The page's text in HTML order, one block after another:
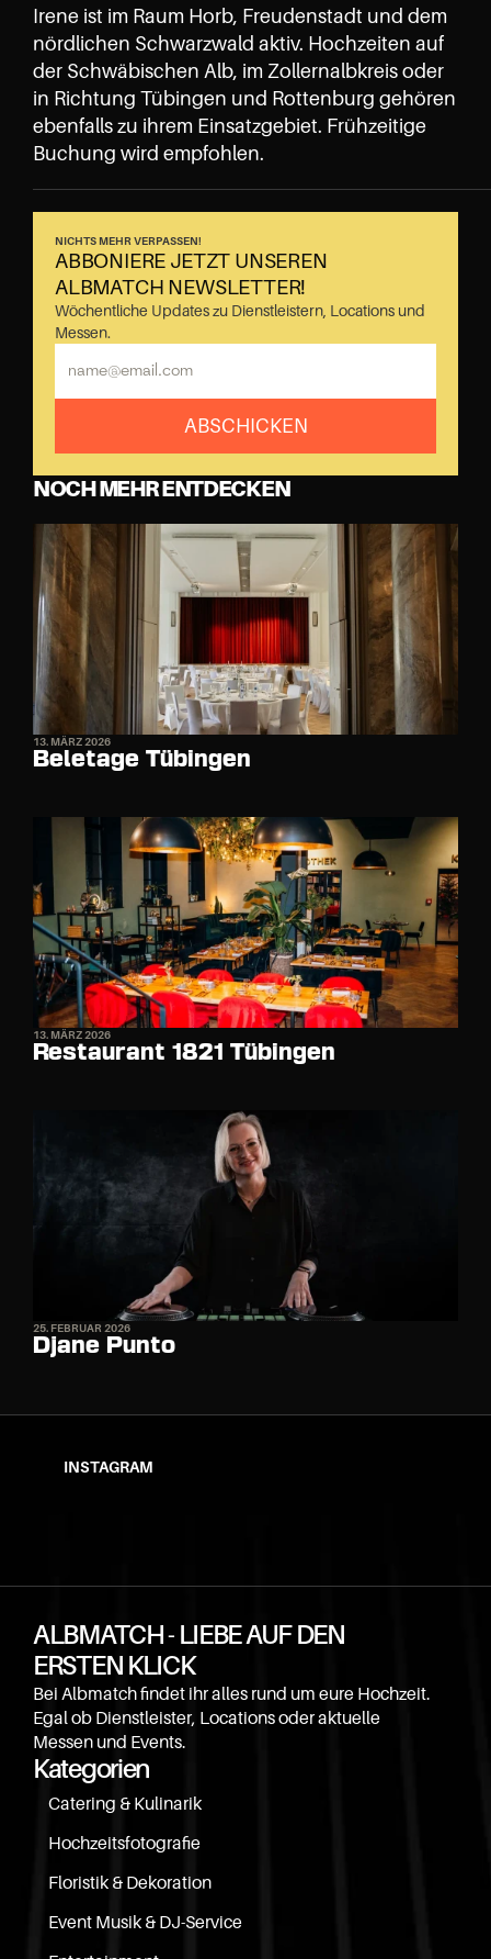
Irene ist im Raum Horb, Freudenstadt und dem
nördlichen Schwarzwald aktiv. Hochzeiten auf
der Schwäbischen Alb, im Zollernalbkreis oder
in Richtung Tübingen und Rottenburg gehören
ebenfalls zu ihrem Einsatzgebiet. Frühzeitige
Buchung wird empfohlen.
NICHTS MEHR VERPASSEN!
ABBONIERE JETZT UNSEREN
ALBMATCH NEWSLETTER!
Wöchentliche Updates zu Dienstleistern, Locations und
Messen.
ABSCHICKEN
NOCH MEHR ENTDECKEN
13. MÄRZ 2026
Beletage Tübingen
13. MÄRZ 2026
Restaurant 1821 Tübingen
25. FEBRUAR 2026
Djane Punto
INSTAGRAM
ALBMATCH - LIEBE AUF DEN
ERSTEN KLICK
Bei Albmatch findet ihr alles rund um eure Hochzeit.
Egal ob Dienstleister, Locations oder aktuelle
Messen und Events.
Kategorien
Catering & Kulinarik
Hochzeitsfotografie
Floristik & Dekoration
Event Musik & DJ-Service